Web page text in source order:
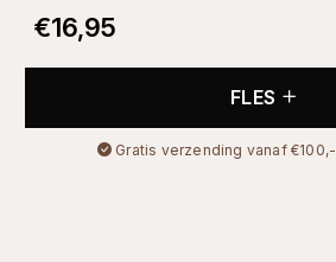
€16,95
FLES
Gratis verzending vanaf €100,-